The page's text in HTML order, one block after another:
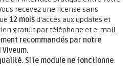
recevez une license sans
12 moisd'accès aux updates et
gratuit par téléphone et e-mail.
recommandés par notre
Si le module ne fonctionne